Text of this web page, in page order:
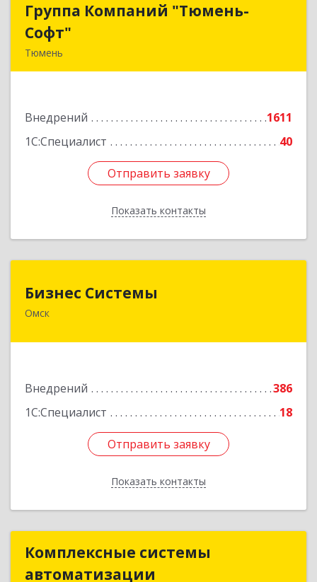
Группа Компаний "Тюмень-
Софт"
Тюмень
Внедрений
1611
1С:Специалист
40
Отправить заявку
Показать контакты
Группа Компаний "Тюмень-
Подробнее
Отправить заявку
Назад
Бизнес Системы
Омск
Внедрений
386
1С:Специалист
18
Отправить заявку
Показать контакты
644024, Омская обл, Омск г, Т.К.Щербанева ул,
Отправить заявку
Назад
Комплексные системы
автоматизации
Комплексные системы